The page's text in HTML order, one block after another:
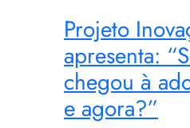
Projeto
apresenta:
chegou à
e agora?”